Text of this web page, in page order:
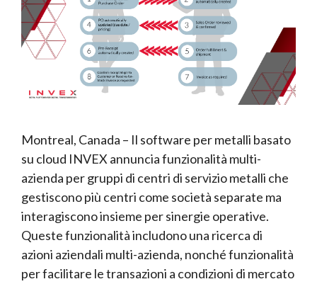
Montreal, Canada – Il software per metalli basato
su cloud INVEX annuncia funzionalità multi-
azienda per gruppi di centri di servizio metalli che
gestiscono più centri come società separate ma
interagiscono insieme per sinergie operative.
Queste funzionalità includono una ricerca di
azioni aziendali multi-azienda, nonché funzionalità
per facilitare le transazioni a condizioni di mercato